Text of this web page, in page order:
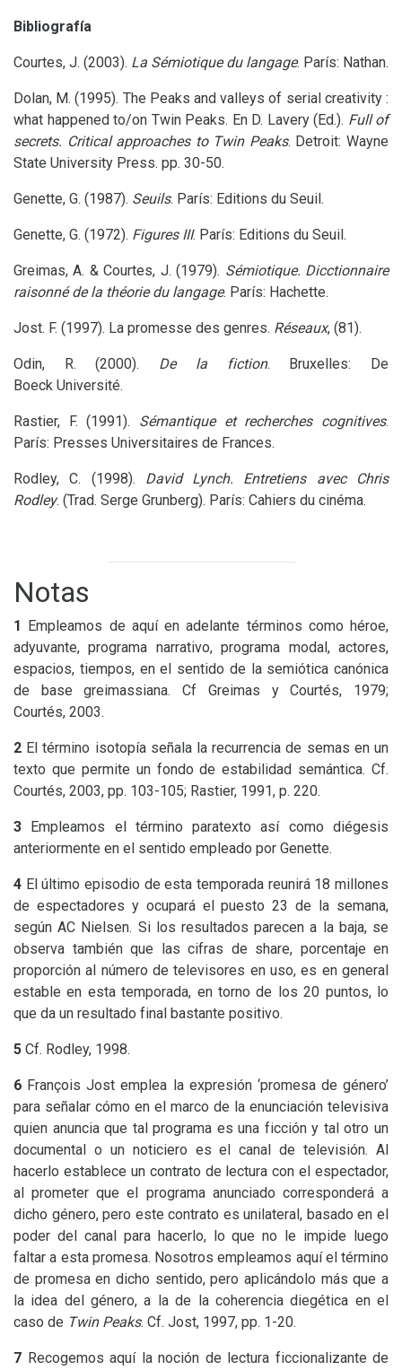
Bibliografía
Courtes, J. (2003). La Sémiotique du langage. París: Nathan.
Dolan, M. (1995). The Peaks and valleys of serial creativity :
what happened to/on Twin Peaks. En D. Lavery (Ed.). Full of
secrets. Critical approaches to Twin Peaks. Detroit: Wayne
State University Press. pp. 30-50.
Genette, G. (1987). Seuils. París: Editions du Seuil.
Genette, G. (1972). Figures III. París: Editions du Seuil.
Greimas, A. &Courtes, J. (1979). Sémiotique. Dicctionnaire
raisonné de la théorie du langage. París: Hachette.
Jost. F. (1997). La promesse des genres. Réseaux, (81).
Odin, R. (2000). De la fiction. Bruxelles: De
Boeck Université.
Rastier, F. (1991). Sémantique et recherches cognitives.
París: Presses Universitaires de Frances.
Rodley, C. (1998). David Lynch. Entretiens avec Chris
Rodley. (Trad. Serge Grunberg). París: Cahiers du cinéma.
Notas
1 Empleamos de aquí en adelante términos como héroe,
adyuvante, programa narrativo, programa modal, actores,
espacios, tiempos, en el sentido de la semiótica canónica
de base greimassiana. Cf Greimas y Courtés, 1979;
Courtés, 2003.
2 El término isotopía señala la recurrencia de semas en un
texto que permite un fondo de estabilidad semántica. Cf.
Courtés, 2003, pp. 103-105; Rastier, 1991, p. 220.
3 Empleamos el término paratexto así como diégesis
anteriormente en el sentido empleado por Genette.
4 El último episodio de esta temporada reunirá 18 millones
de espectadores y ocupará el puesto 23 de la semana,
segúnAC Nielsen. Si los resultados parecen a la baja, se
observa también que las cifras de share, porcentaje en
proporción al número de televisores en uso, es en general
estable en esta temporada, en torno de los 20 puntos, lo
que da un resultado final bastante positivo.
5 Cf. Rodley, 1998.
6 François Jost emplea la expresión ‘promesa de género’
para señalar cómo en el marco de la enunciación televisiva
quien anuncia que tal programa es una ficción y tal otro un
documental o un noticiero es el canal de televisión. Al
hacerlo establece un contrato de lectura con el espectador,
al prometer que el programa anunciado corresponderá a
dicho género, pero este contrato es unilateral, basado en el
poder del canal para hacerlo, lo que no le impide luego
faltar a esta promesa. Nosotros empleamos aquí el término
de promesa en dicho sentido, pero aplicándolo más que a
la idea del género, a la de la coherencia diegética en el
caso de Twin Peaks. Cf. Jost, 1997, pp. 1-20.
7 Recogemos aquí la noción de lectura ficcionalizante de